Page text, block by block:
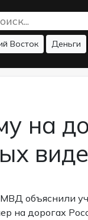
Восток Деньги
на
объяснили
на дорогах